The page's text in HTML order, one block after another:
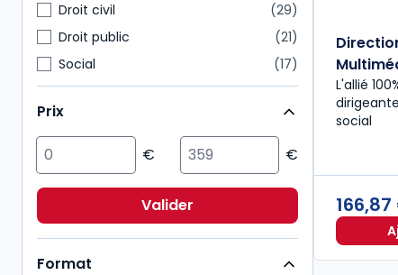
Droit civil
29
Droit public
21
Social
17
Affaires
12
Multimatières
10
8
Pénal
Environnement
Immobilier
5
Prix
Valider
Format
L'allié
social